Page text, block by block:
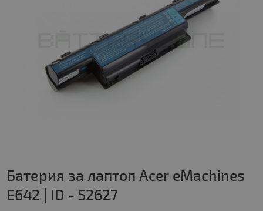
Батерия за лаптоп Acer eMachines
E642 | ID - 52627